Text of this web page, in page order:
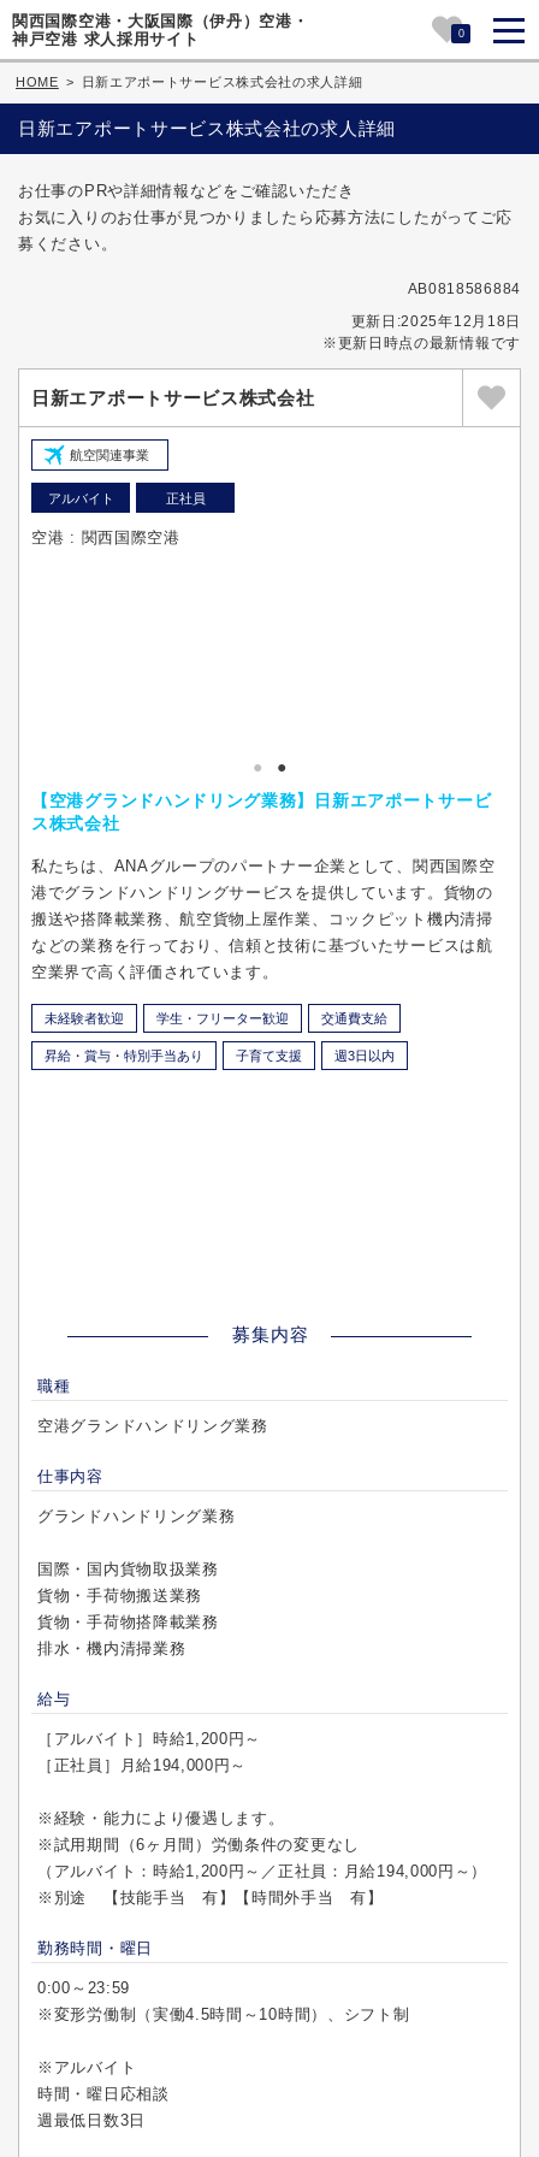
関西国際空港・大阪国際（伊丹）空港・
神戸空港 求人採用サイト
0
HOME > 日新エアポートサービス株式会社の求人詳細
日新エアポートサービス株式会社の求人詳細
お仕事のPRや詳細情報などをご確認いただき
お気に入りのお仕事が見つかりましたら応募方法にしたがってご応
募ください。
AB0818586884
更新日:2025年12月18日
※更新日時点の最新情報です
日新エアポートサービス株式会社
航空関連事業
アルバイト 正社員
空港 : 関西国際空港
【空港グランドハンドリング業務】日新エアポートサービ
ス株式会社
私たちは、ANAグループのパートナー企業として、関西国際空
港でグランドハンドリングサービスを提供しています。貨物の
搬送や搭降載業務、航空貨物上屋作業、コックピット機内清掃
などの業務を行っており、信頼と技術に基づいたサービスは航
空業界で高く評価されています。
未経験者歓迎 学生・フリーター歓迎 交通費支給
昇給・賞与・特別手当あり 子育て支援 週3日以内
募集内容
職種
空港グランドハンドリング業務
仕事内容
グランドハンドリング業務
国際・国内貨物取扱業務
貨物・手荷物搬送業務
貨物・手荷物搭降載業務
排水・機内清掃業務
給与
［アルバイト］時給1,200円～
［正社員］月給194,000円～
※経験・能力により優遇します。
※試用期間（6ヶ月間）労働条件の変更なし
（アルバイト：時給1,200円～／正社員：月給194,000円～）
※別途 【技能手当 有】【時間外手当 有】
勤務時間・曜日
0:00～23:59
※変形労働制（実働4.5時間～10時間）、シフト制
※アルバイト
時間・曜日応相談
週最低日数3日